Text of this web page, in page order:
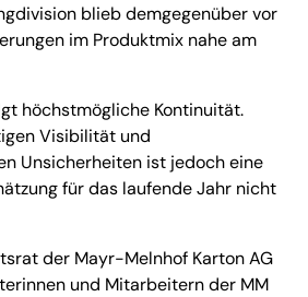
blieb demgegenüber vor
im Produktmix nahe am
höchstmögliche Kontinuität.
Visibilität und
Unsicherheiten ist jedoch eine
für das laufende Jahr nicht
der Mayr-Melnhof Karton AG
und Mitarbeitern der MM